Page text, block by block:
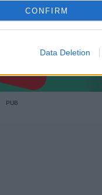
CONFIRM
Data Deletion
PUB